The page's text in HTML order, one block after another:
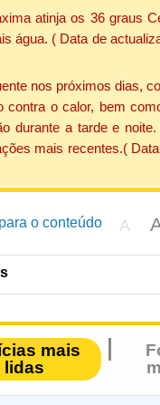
atinja os 36 graus
água. ( Data de
nos próximos dias,
contra o calor, bem
durante a tarde e
mais recentes.(
o conteúdo A
mais
lidas